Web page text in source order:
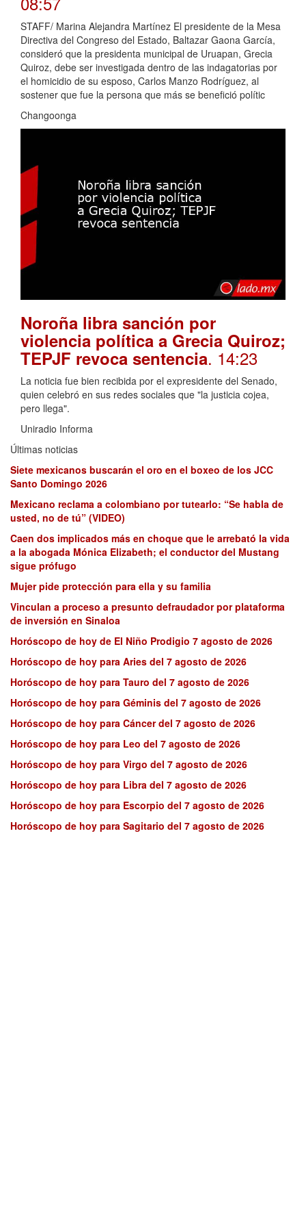
STAFF/ Marina Alejandra Martínez El presidente de la Mesa
Directiva del Congreso del Estado, Baltazar Gaona García,
consideró que la presidenta municipal de Uruapan, Grecia
Quiroz, debe ser investigada dentro de las indagatorias por
el homicidio de su esposo, Carlos Manzo Rodríguez, al
sostener que fue la persona que más se benefició polític
Changoonga
Noroña libra sanción por
violencia política a Grecia Quiroz;
TEPJF revoca sentencia. 14:23
La noticia fue bien recibida por el expresidente del Senado,
quien celebró en sus redes sociales que "la justicia cojea,
pero llega".
Uniradio Informa
Últimas noticias
Siete mexicanos buscarán el oro en el boxeo de los JCC
Santo Domingo 2026
Mexicano reclama a colombiano por tutearlo: “Se habla de
usted, no de tú” (VIDEO)
Caen dos implicados más en choque que le arrebató la vida
a la abogada Mónica Elizabeth; el conductor del Mustang
sigue prófugo
Mujer pide protección para ella y su familia
Vinculan a proceso a presunto defraudador por plataforma
de inversión en Sinaloa
Horóscopo de hoy de El Niño Prodigio 7 agosto de 2026
Horóscopo de hoy para Aries del 7 agosto de 2026
Horóscopo de hoy para Tauro del 7 agosto de 2026
Horóscopo de hoy para Géminis del 7 agosto de 2026
Horóscopo de hoy para Cáncer del 7 agosto de 2026
Horóscopo de hoy para Leo del 7 agosto de 2026
Horóscopo de hoy para Virgo del 7 agosto de 2026
Horóscopo de hoy para Libra del 7 agosto de 2026
Horóscopo de hoy para Escorpio del 7 agosto de 2026
Horóscopo de hoy para Sagitario del 7 agosto de 2026